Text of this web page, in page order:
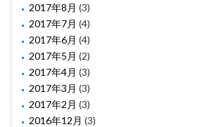
2017年8月 (3)
2017年7月 (4)
2017年6月 (4)
2017年5月 (2)
2017年4月 (3)
2017年3月 (3)
2017年2月 (3)
2016年12月 (3)